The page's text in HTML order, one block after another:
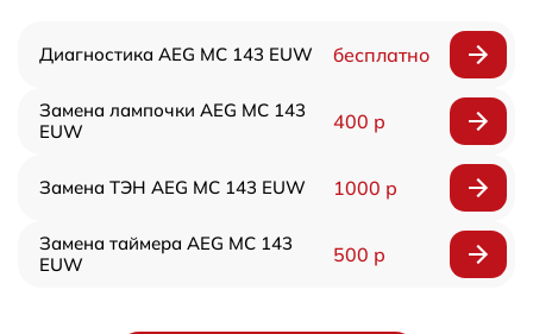
Диагностика AEG MC 143 EUW бесплатно
Замена лампочки AEG MC 143
EUW
400 р
Замена ТЭН AEG MC 143 EUW 1000 р
Замена таймера AEG MC 143
EUW
500 р